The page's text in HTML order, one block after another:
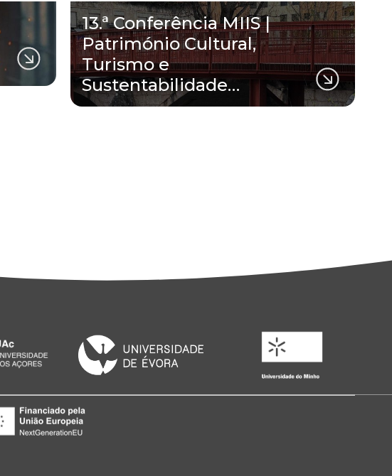
13.ª Conferência MIIS |
Património Cultural,
Turismo e
Sustentabilidade…